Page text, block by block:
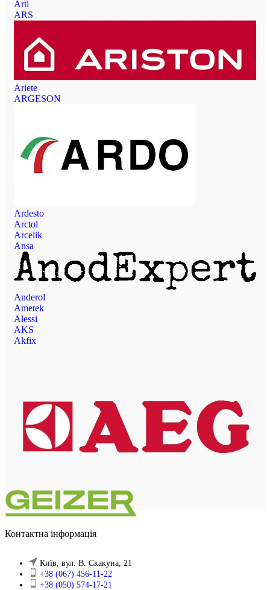
Arti
ARS
Ariete
ARGESON
Ardesto
Arctol
Arcelik
Ansa
Anderol
Ametek
Alessi
AKS
Akfix
Контактна інформація
Київ, вул. В. Скакуна, 21
+38 (067) 456-11-22
+38 (050) 574-17-21